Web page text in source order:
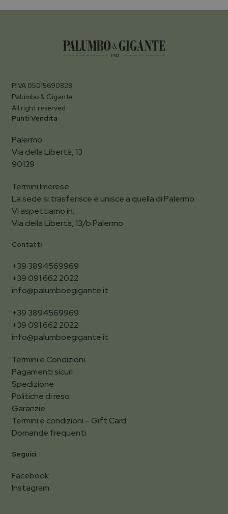
P.IVA 05015690828
Palumbo & Gigante
All right reserved
Punti Vendita
Palermo
Via della Libertà, 13
90139
Termini Imerese
La sede si trasferisce e unisce a quella di Palermo.
Vi aspettiamo in:
Via della Libertà, 13/b Palermo
Contatti
+39 3894569969
+39 091 662 2022
info@palumboegigante.it
+39 3894569969
+39 091 662 2022
info@palumboegigante.it
Termini e Condizioni
Pagamenti sicuri
Spedizione
Politiche di reso
Garanzie
Termini e condizioni – Gift Card
Domande frequenti
Seguici
Facebook
Instagram